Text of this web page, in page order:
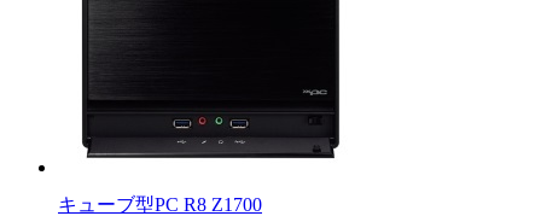
キューブ型PC R8 Z1700